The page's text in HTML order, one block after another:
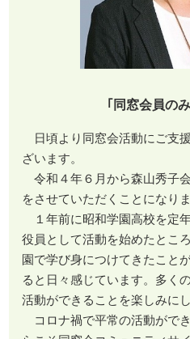
｢同窓会員の
日頃より同窓会活動にご支
ざいます。
令和４年６月から森山秀子
をさせていただくことになり
１年前に昭和学園高校を定
役員として活動を始めたとこ
園で学び身につけてきたこと
ると日々感じています。多く
活動ができることを楽しみにし
コロナ禍で平常の活動がで